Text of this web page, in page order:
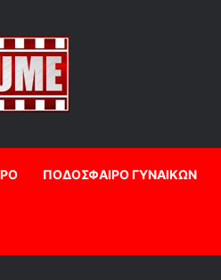
ΠΟΔΟΣΦΑΙΡΟ ΓΥΝΑΙΚΩΝ